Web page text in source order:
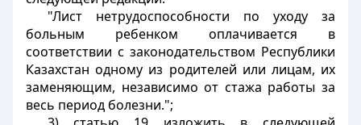
"Лист нетрудоспособности по уходу за
больным ребенком оплачивается в
соответствии с законодательством Республики
Казахстан одному из родителей или лицам, их
заменяющим, независимо от стажа работы за
весь период болезни.";